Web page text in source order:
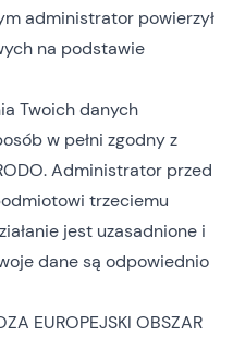
administrator powierzył
na podstawie
Twoich danych
w pełni zgodny z
Administrator przed
trzeciemu
jest uzasadnione i
dane są odpowiednio
EUROPEJSKI OBSZAR